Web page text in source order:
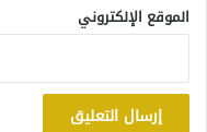
الموقع الإلكتروني